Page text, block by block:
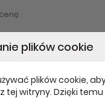
plików cookie
plików cookie,
tej witryny. Dzięki